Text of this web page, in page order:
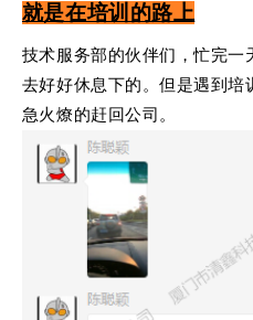
就是在培训的路上
技术服务部的伙伴们，忙完一
去好好休息下的。但是遇到培
急火燎的赶回公司。